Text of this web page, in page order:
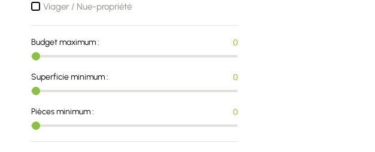
Viager / Nue-propriété
Budget maximum : 0
Superficie minimum : 0
Pièces minimum : 0